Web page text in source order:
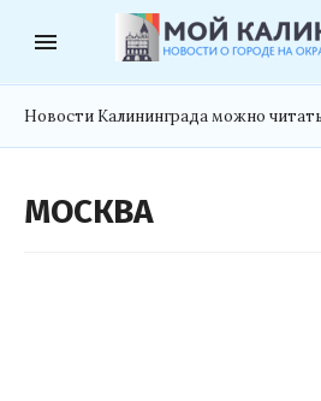
menu
Новости Калининграда можно
МОСКВА